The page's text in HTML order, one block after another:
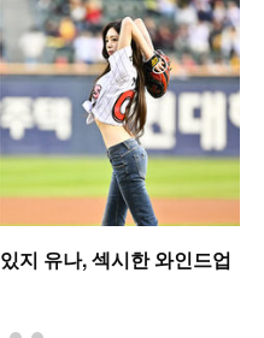
있지 유나, 섹시한 와인드업